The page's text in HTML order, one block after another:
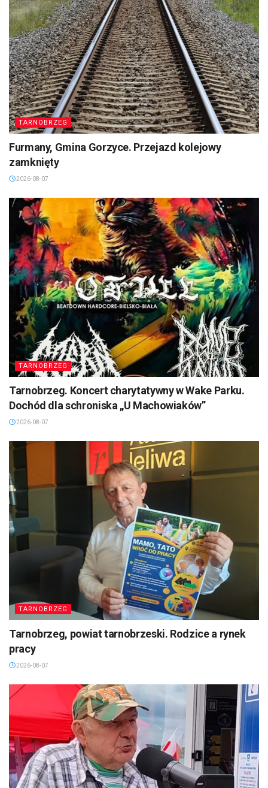
TARNOBRZEG
Furmany, Gmina Gorzyce. Przejazd kolejowy
zamknięty
2026-08-07
TARNOBRZEG
Tarnobrzeg. Koncert charytatywny w Wake Parku.
Dochód dla schroniska „U Machowiaków”
2026-08-07
TARNOBRZEG
Tarnobrzeg, powiat tarnobrzeski. Rodzice a rynek
pracy
2026-08-07